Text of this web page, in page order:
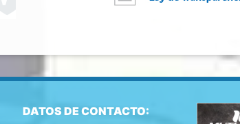
DATOS DE CONTACTO: